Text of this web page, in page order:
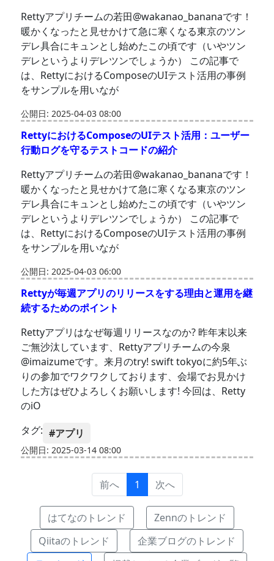
Rettyアプリチームの若田@wakanao_bananaです！
暖かくなったと見せかけて急に寒くなる東京のツン
デレ具合にキュンとし始めたこの頃です（いやツン
デレというよりデレツンでしょうか） この記事で
は、RettyにおけるComposeのUIテスト活用の事例
をサンプルを用いなが
公開日: 2025-04-03 08:00
RettyにおけるComposeのUIテスト活用：ユーザー
行動ログを守るテストコードの紹介
Rettyアプリチームの若田@wakanao_bananaです！
暖かくなったと見せかけて急に寒くなる東京のツン
デレ具合にキュンとし始めたこの頃です（いやツン
デレというよりデレツンでしょうか） この記事で
は、RettyにおけるComposeのUIテスト活用の事例
をサンプルを用いなが
公開日: 2025-04-03 06:00
Rettyが毎週アプリのリリースをする理由と運用を継
続するためのポイント
Rettyアプリはなぜ毎週リリースなのか? 昨年末以来
ご無沙汰しています、Rettyアプリチームの今泉
@imaizumeです。来月のtry! swift tokyoに約5年ぶ
りの参加でワクワクしております、会場でお見かけ
した方はぜひよろしくお願いします! 今回は、Retty
のiO
タグ: #アプリ
公開日: 2025-03-14 08:00
前へ 1 次へ
はてなのトレンド
Zennのトレンド
Qiitaのトレンド
企業ブログのトレンド